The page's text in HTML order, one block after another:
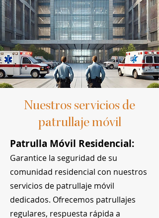
Nuestros servicios de
patrullaje móvil
Patrulla Móvil Residencial:
Garantice la seguridad de su
comunidad residencial con nuestros
servicios de patrullaje móvil
dedicados. Ofrecemos patrullajes
regulares, respuesta rápida a